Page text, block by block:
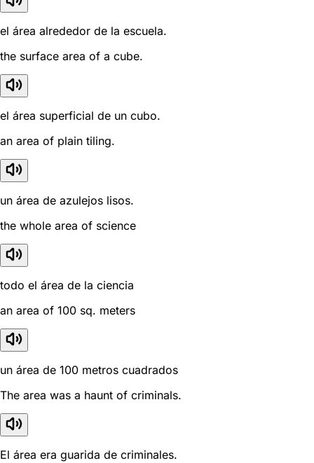
el área alrededor de la escuela.
the surface area of a cube.
el área superficial de un cubo.
an area of plain tiling.
un área de azulejos lisos.
the whole area of science
todo el área de la ciencia
an area of 100 sq. meters
un área de 100 metros cuadrados
The area was a haunt of criminals.
El área era guarida de criminales.